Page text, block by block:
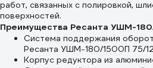
работ, связанных с полировкой,
поверхностей.
Преимущества Ресанта УШМ-
Система поддержания
Ресанта УШМ-180/1500П 75/
Корпус редуктора из